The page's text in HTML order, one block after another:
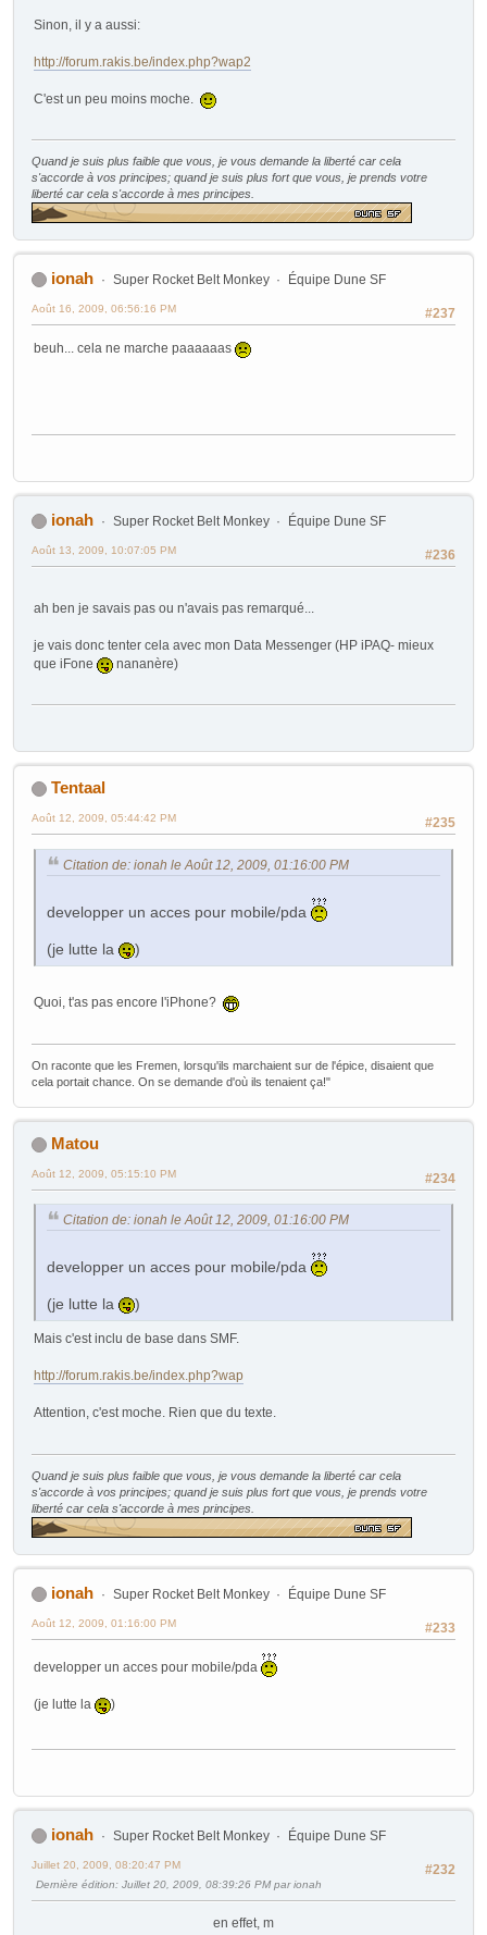
Sinon, il y a aussi:
http://forum.rakis.be/index.php?wap2
C'est un peu moins moche.
Quand je suis plus faible que vous, je vous demande la liberté car cela
s'accorde à vos principes; quand je suis plus fort que vous, je prends votre
liberté car cela s'accorde à mes principes.
ionah Super Rocket Belt Monkey Équipe Dune SF
#237
Août 16, 2009, 06:56:16 PM
beuh... cela ne marche paaaaaas
ionah Super Rocket Belt Monkey Équipe Dune SF
#236
Août 13, 2009, 10:07:05 PM
ah ben je savais pas ou n'avais pas remarqué...
je vais donc tenter cela avec mon Data Messenger (HP iPAQ- mieux
que iFone
nananère)
Tentaal
#235
Août 12, 2009, 05:44:42 PM
Citation de: ionah le Août 12, 2009, 01:16:00 PM
developper un acces pour mobile/pda
(je lutte la )
Quoi, t'as pas encore l'iPhone?
On raconte que les Fremen, lorsqu'ils marchaient sur de l'épice, disaient que
cela portait chance. On se demande d'où ils tenaient ça!"
Matou
#234
Août 12, 2009, 05:15:10 PM
Citation de: ionah le Août 12, 2009, 01:16:00 PM
developper un acces pour mobile/pda
(je lutte la )
Mais c'est inclu de base dans SMF.
http://forum.rakis.be/index.php?wap
Attention, c'est moche. Rien que du texte.
Quand je suis plus faible que vous, je vous demande la liberté car cela
s'accorde à vos principes; quand je suis plus fort que vous, je prends votre
liberté car cela s'accorde à mes principes.
ionah Super Rocket Belt Monkey Équipe Dune SF
#233
Août 12, 2009, 01:16:00 PM
developper un acces pour mobile/pda
(je lutte la )
ionah Super Rocket Belt Monkey Équipe Dune SF
#232
Juillet 20, 2009, 08:20:47 PM
Dernière édition: Juillet 20, 2009, 08:39:26 PM par ionah
en effet, m